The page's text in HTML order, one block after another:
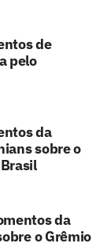
de
pelo
da
sobre o
da
o Grêmio